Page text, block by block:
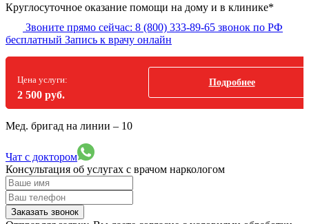
Круглосуточное оказание помощи на дому и в клинике*
Звоните прямо сейчас: 8 (800) 333-89-65 звонок по РФ
бесплатный Запись к врачу онлайн
Цена услуги:
2 500 руб.
Подробнее
Мед. бригад на линии – 10
Чат с доктором
Консультация об услугах с врачом наркологом
Заказать звонок